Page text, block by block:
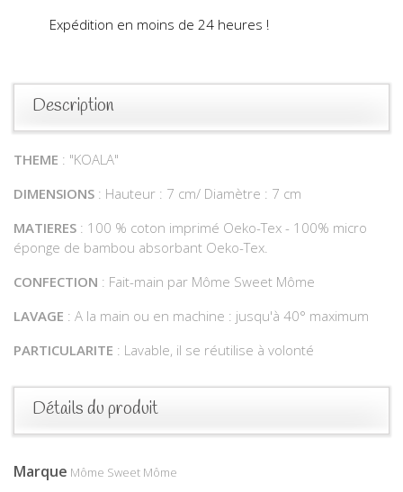
Expédition en moins de 24 heures !
Description
THEME : "KOALA"
DIMENSIONS : Hauteur : 7 cm/ Diamètre : 7 cm
MATIERES : 100 % coton imprimé Oeko-Tex - 100% micro
éponge de bambou absorbant Oeko-Tex.
CONFECTION : Fait-main par Môme Sweet Môme
LAVAGE : A la main ou en machine : jusqu'à 40° maximum
PARTICULARITE : Lavable, il se réutilise à volonté
Détails du produit
Marque Môme Sweet Môme